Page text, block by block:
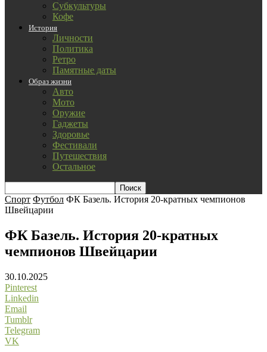
Субкультуры
Кофе
История
Личности
Политика
Ретро
Памятные даты
Образ жизни
Авто
Мото
Оружие
Гаджеты
Здоровье
Фестивали
Путешествия
Остальное
Спорт Футбол ФК Базель. История 20-кратных чемпионов
Швейцарии
ФК Базель. История 20-кратных
чемпионов Швейцарии
30.10.2025
Pinterest
Linkedin
Email
Tumblr
Telegram
VK